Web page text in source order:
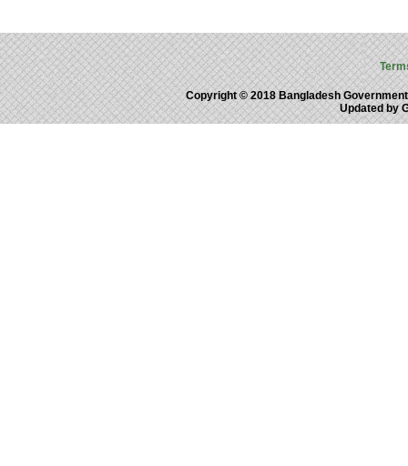
Copyright © 2018 Bangladesh
Updated by